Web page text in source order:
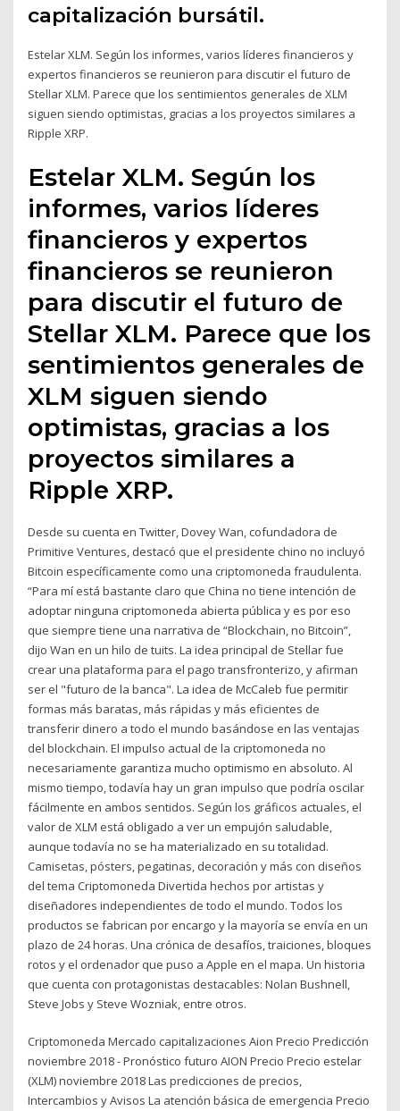
capitalización bursátil.
Estelar XLM. Según los informes, varios líderes financieros y
expertos financieros se reunieron para discutir el futuro de
Stellar XLM. Parece que los sentimientos generales de XLM
siguen siendo optimistas, gracias a los proyectos similares a
Ripple XRP.
Estelar XLM. Según los
informes, varios líderes
financieros y expertos
financieros se reunieron
para discutir el futuro de
Stellar XLM. Parece que los
sentimientos generales de
XLM siguen siendo
optimistas, gracias a los
proyectos similares a
Ripple XRP.
Desde su cuenta en Twitter, Dovey Wan, cofundadora de
Primitive Ventures, destacó que el presidente chino no incluyó
Bitcoin específicamente como una criptomoneda fraudulenta.
“Para mí está bastante claro que China no tiene intención de
adoptar ninguna criptomoneda abierta pública y es por eso
que siempre tiene una narrativa de “Blockchain, no Bitcoin”,
dijo Wan en un hilo de tuits. La idea principal de Stellar fue
crear una plataforma para el pago transfronterizo, y afirman
ser el "futuro de la banca". La idea de McCaleb fue permitir
formas más baratas, más rápidas y más eficientes de
transferir dinero a todo el mundo basándose en las ventajas
del blockchain. El impulso actual de la criptomoneda no
necesariamente garantiza mucho optimismo en absoluto. Al
mismo tiempo, todavía hay un gran impulso que podría oscilar
fácilmente en ambos sentidos. Según los gráficos actuales, el
valor de XLM está obligado a ver un empujón saludable,
aunque todavía no se ha materializado en su totalidad.
Camisetas, pósters, pegatinas, decoración y más con diseños
del tema Criptomoneda Divertida hechos por artistas y
diseñadores independientes de todo el mundo. Todos los
productos se fabrican por encargo y la mayoría se envía en un
plazo de 24 horas. Una crónica de desafíos, traiciones, bloques
rotos y el ordenador que puso a Apple en el mapa. Un historia
que cuenta con protagonistas destacables: Nolan Bushnell,
Steve Jobs y Steve Wozniak, entre otros.
Criptomoneda Mercado capitalizaciones Aion Precio Predicción
noviembre 2018 - Pronóstico futuro AION Precio Precio estelar
(XLM) noviembre 2018 Las predicciones de precios,
Intercambios y Avisos La atención básica de emergencia Precio